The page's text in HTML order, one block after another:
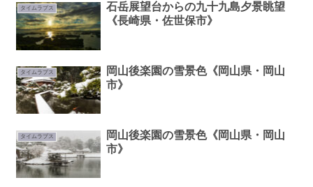
タイムラプス
石岳展望台からの九十九島夕景眺望
《長崎県・佐世保市》
タイムラプス
岡山後楽園の雪景色《岡山県・岡山
市》
タイムラプス
岡山後楽園の雪景色《岡山県・岡山
市》